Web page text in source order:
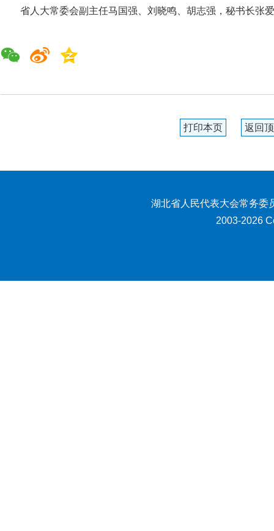
省人大常委会副主任马国强、刘晓鸣、胡志强，秘书长张
打印本页 返回
湖北省人民代表大会常务委
2003-2026